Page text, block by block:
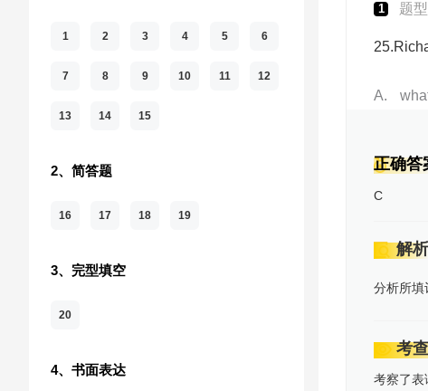
1 2 3 4 5 6
7 8 9 10 11 12
13 14 15
2、简答题
16 17 18 19
3、完型填空
20
4、书面表达
1 题
A
正确答
C
解析
分析所填
考
考察了表